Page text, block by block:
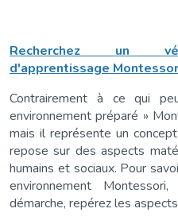
Recherchez un
d'apprentissage
Contrairement à ce qui
environnement préparé »
mais il représente un
repose sur des aspects
humains et sociaux. Pour
environnement
démarche, repérez les